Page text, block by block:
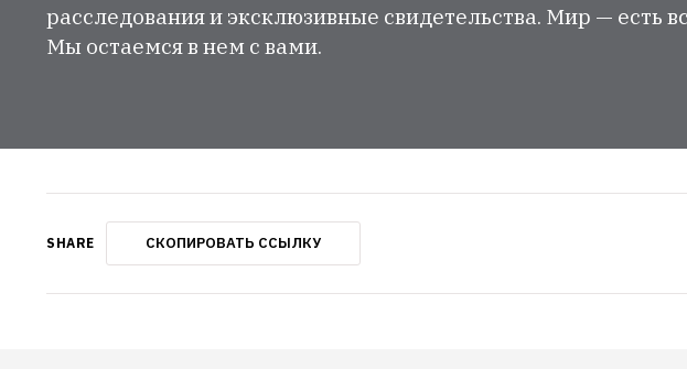
расследования и эксклюзивные свидетельства. Мир — есть
Мы остаемся в нем с вами.
SHARE СКОПИРОВАТЬ ССЫЛКУ